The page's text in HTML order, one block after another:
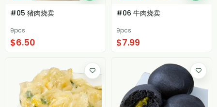
#05 猪肉烧卖
9pcs
$6.50
#06 牛肉烧卖
9pcs
$7.99